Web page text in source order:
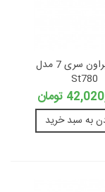
اتو مو براون سری 7 مدل
St780
تومان
به سبد خرید